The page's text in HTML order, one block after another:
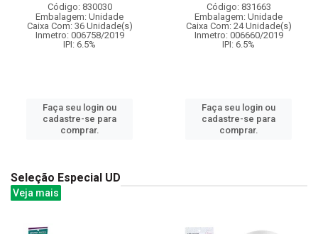
Código: 830030
Embalagem: Unidade
Caixa Com: 36 Unidade(s)
Inmetro: 006758/2019
IPI: 6.5%
Faça seu login ou
cadastre-se para
comprar.
Código: 831663
Embalagem: Unidade
Caixa Com: 24 Unidade(s)
Inmetro: 006660/2019
IPI: 6.5%
Faça seu login ou
cadastre-se para
comprar.
Seleção Especial UD
Veja mais